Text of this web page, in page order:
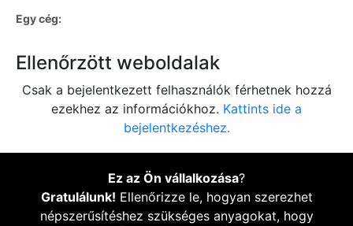
Egy cég:
Ellenőrzött weboldalak
Csak a bejelentkezett felhasználók férhetnek hozzá
ezekhez az információkhoz. Kattints ide a
bejelentkezéshez.
Ez az Ön vállalkozása?
Gratulálunk! Ellenőrizze le, hogyan szerezhet
népszerűsítéshez szükséges anyagokat, hogy